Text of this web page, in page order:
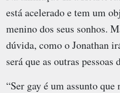
está acelerado e tem um
menino dos seus sonhos.
dúvida, como o Jonathan
será que as outras pessoas
“Ser gay é um assunto